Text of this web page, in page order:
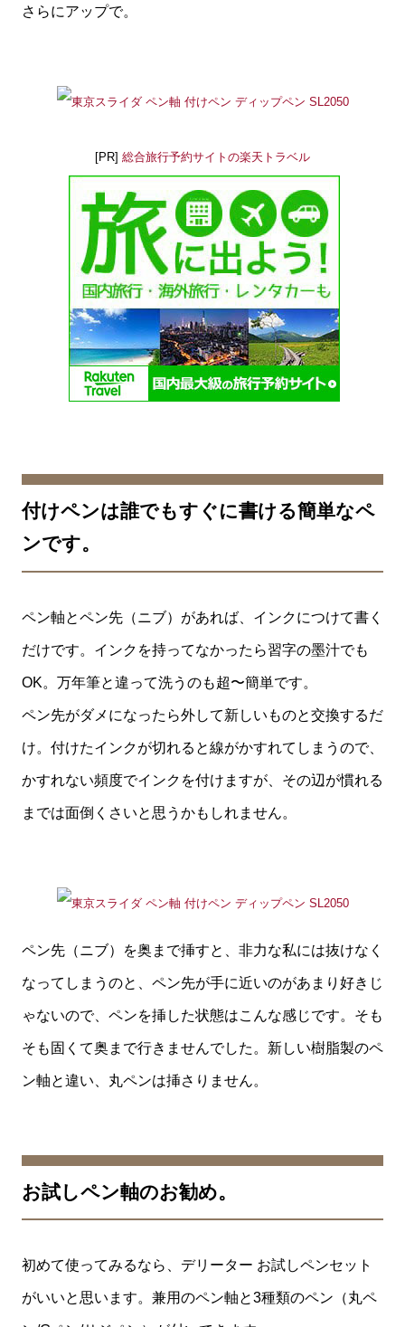
さらにアップで。
[PR] 総合旅行予約サイトの楽天トラベル
付けペンは誰でもすぐに書ける簡単なペ
ンです。
ペン軸とペン先（ニブ）があれば、インクにつけて書く
だけです。インクを持ってなかったら習字の墨汁でも
OK。万年筆と違って洗うのも超〜簡単です。
ペン先がダメになったら外して新しいものと交換するだ
け。付けたインクが切れると線がかすれてしまうので、
かすれない頻度でインクを付けますが、その辺が慣れる
までは面倒くさいと思うかもしれません。
ペン先（ニブ）を奥まで挿すと、非力な私には抜けなく
なってしまうのと、ペン先が手に近いのがあまり好きじ
ゃないので、ペンを挿した状態はこんな感じです。そも
そも固くて奥まで行きませんでした。新しい樹脂製のペ
ン軸と違い、丸ペンは挿さりません。
お試しペン軸のお勧め。
初めて使ってみるなら、デリーター お試しペンセット
がいいと思います。兼用のペン軸と3種類のペン（丸ペ